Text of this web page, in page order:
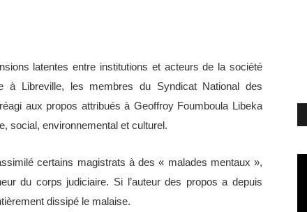
latentes entre institutions et acteurs de la société
à Libreville, les membres du Syndicat National des
aux propos attribués à Geoffroy Foumboula Libeka
social, environnemental et culturel.
certains magistrats à des « malades mentaux »,
du corps judiciaire. Si l’auteur des propos a depuis
dissipé le malaise.